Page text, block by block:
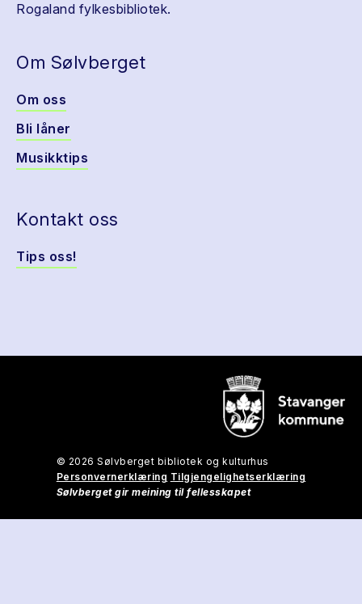
Rogaland fylkesbibliotek.
Om Sølvberget
Om oss
Bli låner
Musikktips
Kontakt oss
Tips oss!
© 2026 Sølvberget bibliotek og kulturhus
Personvernerklæring Tilgjengelighetserklæring
Sølvberget gir meining til fellesskapet